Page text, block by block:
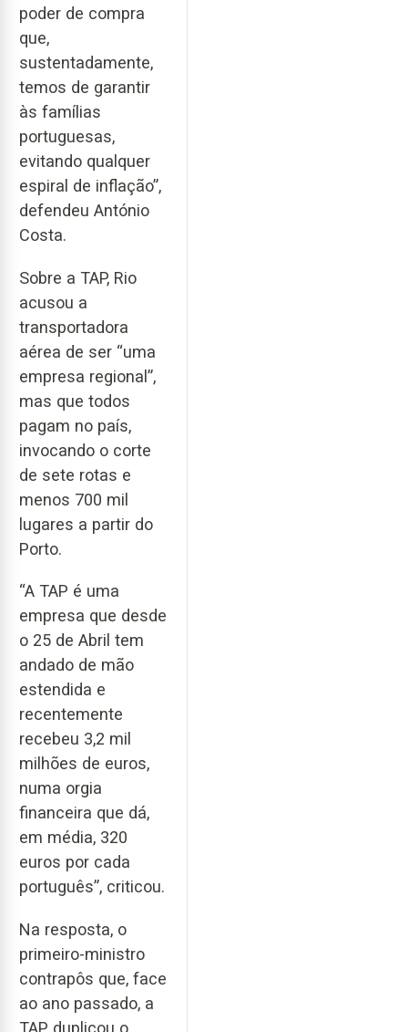
poder de compra
que,
sustentadamente,
temos de garantir
às famílias
portuguesas,
evitando qualquer
espiral de inflação”,
defendeu António
Costa.
Sobre a TAP, Rio
acusou a
transportadora
aérea de ser “uma
empresa regional”,
mas que todos
pagam no país,
invocando o corte
de sete rotas e
menos 700 mil
lugares a partir do
Porto.
“A TAP é uma
empresa que desde
o 25 de Abril tem
andado de mão
estendida e
recentemente
recebeu 3,2 mil
milhões de euros,
numa orgia
financeira que dá,
em média, 320
euros por cada
português”, criticou.
Na resposta, o
primeiro-ministro
contrapôs que, face
ao ano passado, a
TAP duplicou o